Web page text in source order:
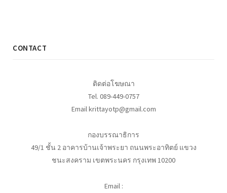
CONTACT
ติดต่อโฆษณา
Tel. 089-449-0757
Email krittayotp@gmail.com
กองบรรณาธิการ
49/1 ชั้น 2 อาคารบ้านเจ้าพระยา ถนนพระอาทิตย์ แขวง
ชนะสงคราม เขตพระนคร กรุงเทพ 10200
Email :